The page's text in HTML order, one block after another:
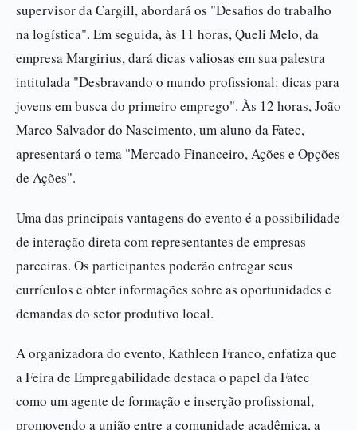
supervisor da Cargill, abordará os "Desafios do trabalho
na logística". Em seguida, às 11 horas, Queli Melo, da
empresa Margirius, dará dicas valiosas em sua palestra
intitulada "Desbravando o mundo profissional: dicas para
jovens em busca do primeiro emprego". Às 12 horas, João
Marco Salvador do Nascimento, um aluno da Fatec,
apresentará o tema "Mercado Financeiro, Ações e Opções
de Ações".
Uma das principais vantagens do evento é a possibilidade
de interação direta com representantes de empresas
parceiras. Os participantes poderão entregar seus
currículos e obter informações sobre as oportunidades e
demandas do setor produtivo local.
A organizadora do evento, Kathleen Franco, enfatiza que
a Feira de Empregabilidade destaca o papel da Fatec
como um agente de formação e inserção profissional,
promovendo a união entre a comunidade acadêmica, a